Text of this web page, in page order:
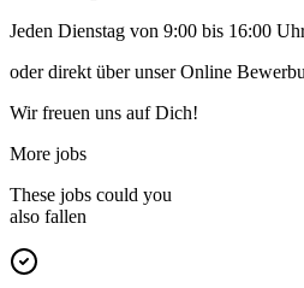
Jeden Dienstag von 9:00 bis 16:00
oder direkt über unser Online
Wir freuen uns auf Dich!
More jobs
These jobs could you
also fallen